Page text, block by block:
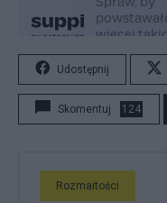
Udostępnij
Skomentuj 124
Rozmaitości